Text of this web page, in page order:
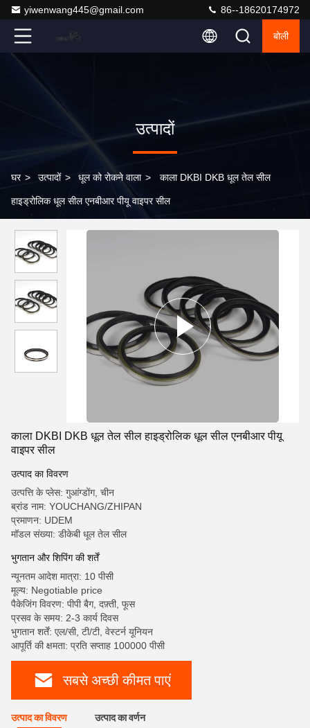
yiwenwang445@gmail.com 86--18620174972
बोली
उत्पादों
घर > उत्पादों > धूल को रोकने वाला > काला DKBI DKB धूल तेल सील
हाइड्रोलिक धूल सील एनबीआर पीयू वाइपर सील
काला DKBI DKB धूल तेल सील हाइड्रोलिक धूल सील एनबीआर पीयू
वाइपर सील
उत्पाद का विवरण
उत्पत्ति के प्लेस: गुआंग्डोंग, चीन
ब्रांड नाम: YOUCHANG/ZHIPAN
प्रमाणन: UDEM
मॉडल संख्या: डीकेबी धूल तेल सील
भुगतान और शिपिंग की शर्तें
न्यूनतम आदेश मात्रा: 10 पीसी
मूल्य: Negotiable price
पैकेजिंग विवरण: पीपी बैग, दफ़्ती, फूस
प्रसव के समय: 2-3 कार्य दिवस
भुगतान शर्तें: एल/सी, टी/टी, वेस्टर्न यूनियन
आपूर्ति की क्षमता: प्रति सप्ताह 100000 पीसी
सबसे अच्छी कीमत पाएं
उत्पाद का विवरण उत्पाद का वर्णन